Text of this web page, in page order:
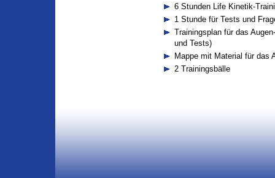
6 Stunden Life Kinetik-
1 Stunde für Tests und
Trainingsplan für das
und Tests)
Mappe mit Material für das
2 Trainingsbälle